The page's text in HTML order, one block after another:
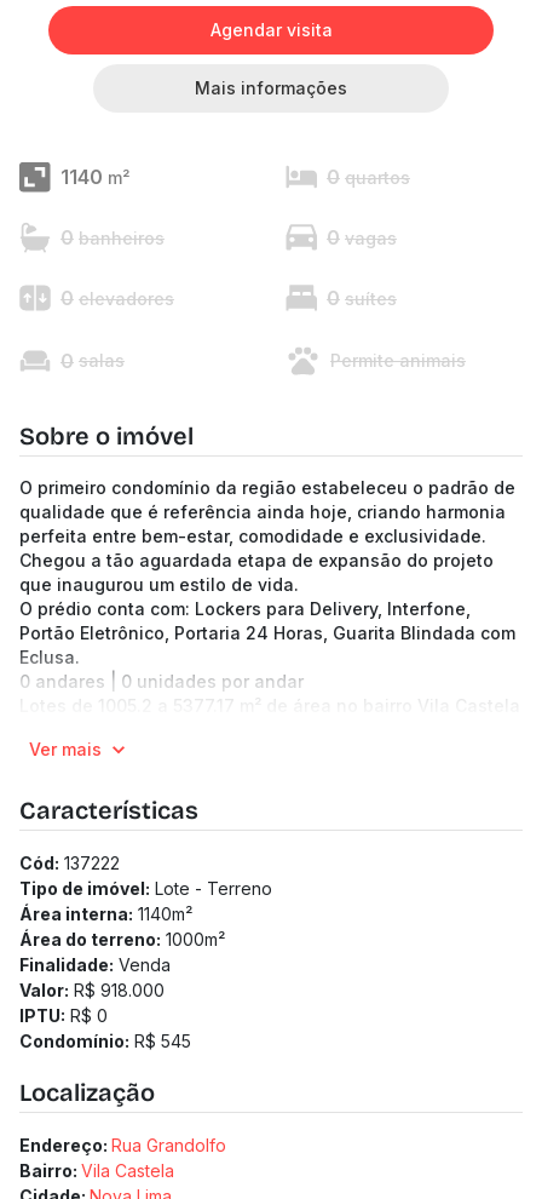
Agendar visita
Mais informações
1140 m² 0 quartos
0 banheiros 0 vagas
0 elevadores 0 suítes
0 salas Permite animais
Sobre o imóvel
O primeiro condomínio da região estabeleceu o padrão de
qualidade que é referência ainda hoje, criando harmonia
perfeita entre bem-estar, comodidade e exclusividade.
Chegou a tão aguardada etapa de expansão do projeto
que inaugurou um estilo de vida.
O prédio conta com: Lockers para Delivery, Interfone,
Portão Eletrônico, Portaria 24 Horas, Guarita Blindada com
Eclusa.
0 andares | 0 unidades por andar
Lotes de 1005.2 a 5377.17 m² de área no bairro Vila Castela
Medidor de água individualizado
Ver mais
Características
Cód: 137222
Tipo de imóvel: Lote - Terreno
Área interna: 1140m²
Área do terreno: 1000m²
Finalidade: Venda
Valor: R$ 918.000
IPTU: R$ 0
Condomínio: R$ 545
Localização
Endereço: Rua Grandolfo
Bairro: Vila Castela